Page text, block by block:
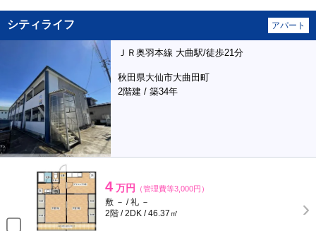
シティライフ アパート
ＪＲ奥羽本線 大曲駅/徒歩21分
秋田県大仙市大曲田町
2階建 / 築34年
4 万円 （管理費等3,000円）
敷 － / 礼 －
2階 / 2DK / 46.37㎡